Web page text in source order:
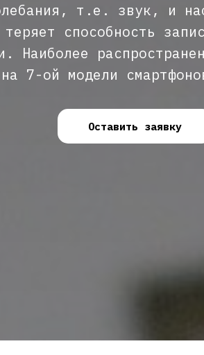
т.е. звук, и
способность
Наиболее
на 7-ой модели
Оставить заявку